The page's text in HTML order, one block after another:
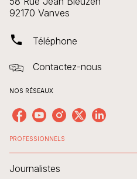
92170 Vanves
phone Téléphone
Contactez-nous
NOS RÉSEAUX
PROFESSIONNELS
Journalistes